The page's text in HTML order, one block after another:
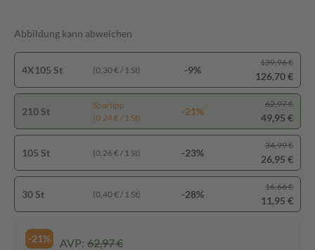
Abbildung kann abweichen
4X105 St (0,30 € / 1 St) -9%
139,96 €
126,70 €
210 St
Spartipp
(0,24 € / 1 St)
-21%
62,97 €
49,95 €
105 St (0,26 € / 1 St) -23%
34,99 €
26,95 €
30 St (0,40 € / 1 St) -28%
16,66 €
11,95 €
-21% AVP: 62,97 €